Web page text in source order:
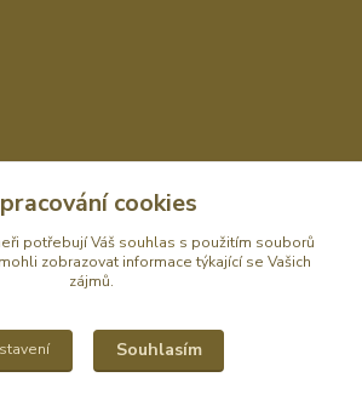
cookies
potřebují Váš souhlas s použitím souborů
zobrazovat informace týkající se Vašich
zájmů.
Souhlasím